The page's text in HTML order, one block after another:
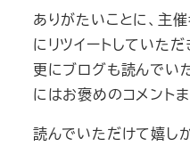
ありがたいことに、主
にリツイートしていただ
更にブログも読んでい
にはお褒めのコメント
読んでいただけて嬉し